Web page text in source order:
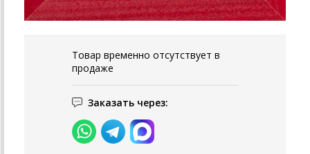
Товар временно отсутствует в
продаже
Заказать через: